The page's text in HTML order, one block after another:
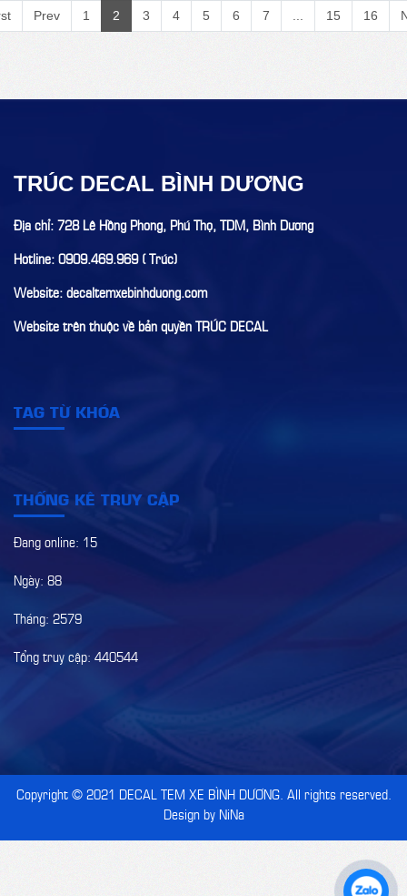
Prev 1 2 3 4 5 6 7 ... 15 16
TRÚC DECAL BÌNH DƯƠNG
Địa chỉ: 728 Lê Hồng Phong, Phú Thọ, TDM, Bình Dương
Hotline: 0909.469.969 ( Trúc)
Website: decaltemxebinhduong.com
Website trên thuộc về bản quyền TRÚC DECAL
TAG TỪ KHÓA
THỐNG KÊ TRUY CẬP
Đang online: 15
Ngày: 88
Tháng: 2579
Tổng truy cập: 440544
Copyright © 2021 DECAL TEM XE BÌNH DƯƠNG. All rights reserved.
Design by NiNa